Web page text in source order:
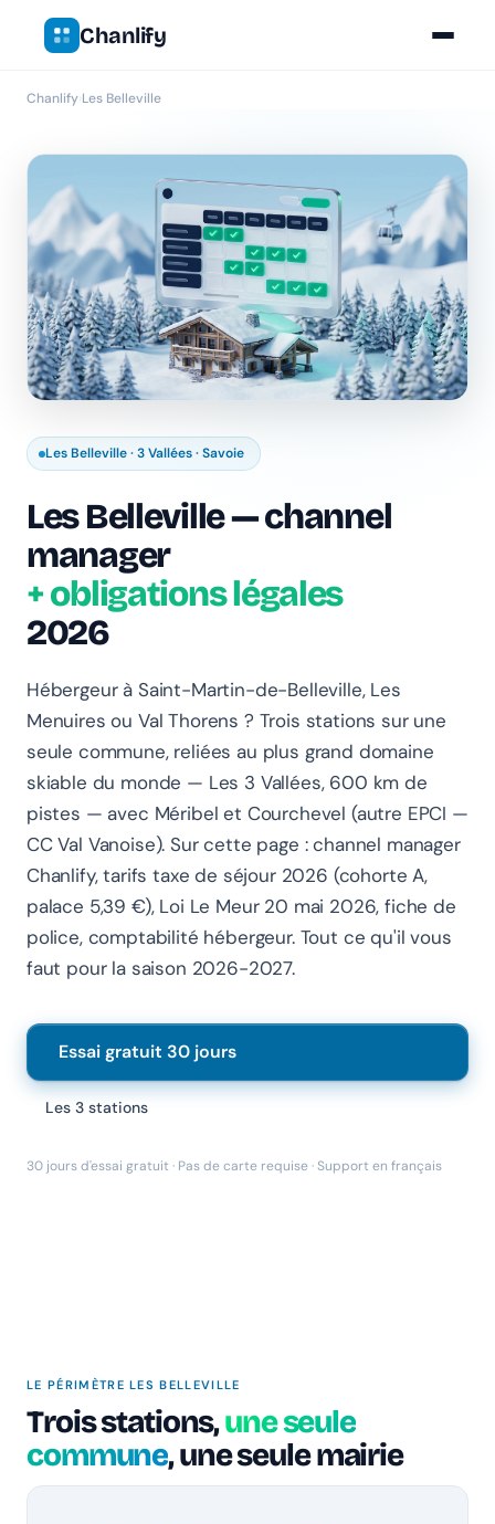
Chanlify
Chanlify›Les Belleville
Les Belleville · 3 Vallées · Savoie
Les Belleville — channel
manager
+ obligations légales
2026
Hébergeur à Saint-Martin-de-Belleville, Les
Menuires ou Val Thorens ? Trois stations sur une
seule commune, reliées au plus grand domaine
skiable du monde — Les 3 Vallées, 600 km de
pistes — avec Méribel et Courchevel (autre EPCI —
CC Val Vanoise). Sur cette page : channel manager
Chanlify, tarifs taxe de séjour 2026 (cohorte A,
palace 5,39 €), Loi Le Meur 20 mai 2026, fiche de
police, comptabilité hébergeur. Tout ce qu'il vous
faut pour la saison 2026-2027.
Essai gratuit 30 jours
Les 3 stations
30 jours d'essai gratuit · Pas de carte requise · Support en français
LE PÉRIMÈTRE LES BELLEVILLE
Trois stations,une seule
commune, une seule mairie
Chanlify Assistant